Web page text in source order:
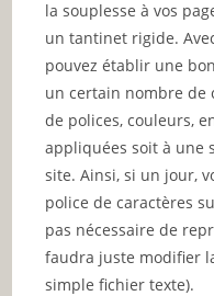
la souplesse à vos
un tantinet rigide.
pouvez établir une
un certain nombre de
de polices, couleurs,
appliquées soit à une
site. Ainsi, si un jour,
police de caractères
pas nécessaire de
faudra juste modifier
simple fichier texte).